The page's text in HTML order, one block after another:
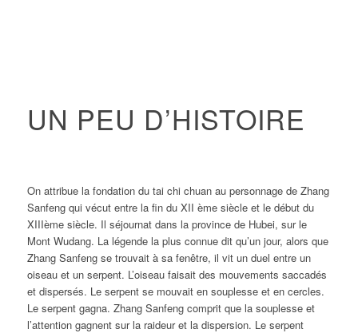
UN PEU D’HISTOIRE
On attribue la fondation du tai chi chuan au personnage de Zhang
Sanfeng qui vécut entre la fin du XII ème siècle et le début du
XIIIème siècle. Il séjournat dans la province de Hubei, sur le
Mont Wudang. La légende la plus connue dit qu’un jour, alors que
Zhang Sanfeng se trouvait à sa fenêtre, il vit un duel entre un
oiseau et un serpent. L’oiseau faisait des mouvements saccadés
et dispersés. Le serpent se mouvait en souplesse et en cercles.
Le serpent gagna. Zhang Sanfeng comprit que la souplesse et
l’attention gagnent sur la raideur et la dispersion. Le serpent